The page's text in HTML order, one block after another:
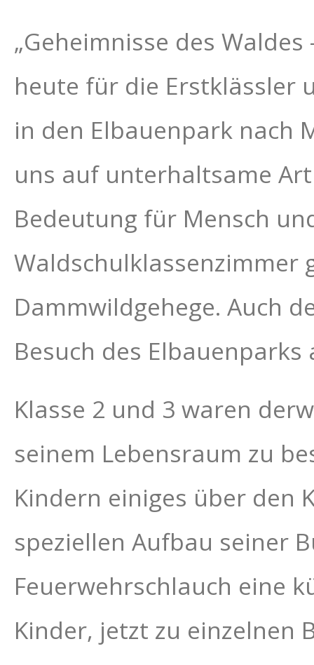
„Geheimnisse des
heute für die Erstklässler
in den Elbauenpark nach
uns auf unterhaltsame
Bedeutung für Mensch
Waldschulklassenzimmer
Dammwildgehege. Auch
Besuch des Elbauenparks
Klasse 2 und 3 waren
seinem Lebensraum zu
Kindern einiges über den
speziellen Aufbau seiner
Feuerwehrschlauch eine
Kinder, jetzt zu einzelnen